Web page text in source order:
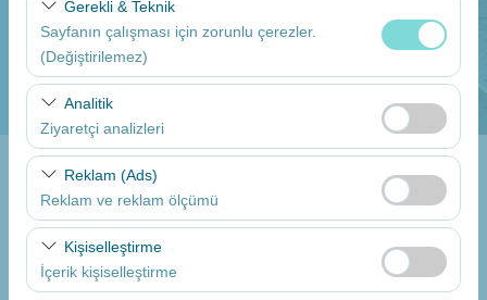
Gerekli & Teknik
Sayfanın çalışması için zorunlu çerezler.
(Değiştirilemez)
Bu çerezler sitenin doğru şekilde çalışması, güvenlik,
oturum yönetimi ve temel işlevler için gereklidir. Devre
dışı bırakılamaz.
Analitik
Ziyaretçi analizleri
Bu çerezler, sitemizin nasıl kullanıldığını (ziyaretçi sayısı,
en çok ziyaret edilen sayfalar, kullanıcı davranışları)
analiz etmemizi sağlar. Bu veriler, web sitesi
performansını ölçmek ve kullanıcı deneyimini sürekli
iyileştirmek için kullanılır.
Reklam (Ads)
Reklam ve reklam ölçümü
Bu çerezler, size ilgi alanlarınıza uygun kişiselleştirilmiş
reklamlar göstermemize ve reklam kampanyalarımızın
etkinliğini (gösterim sayısı, tıklama oranı) ölçmemize
Kişiselleştirme
İçerik kişiselleştirme
Aracı farklı bir lokasyona bırakacağım
Mersin Taşucu
Alış Tarih
Bırakış Tarih
09:00
Araçları Listele